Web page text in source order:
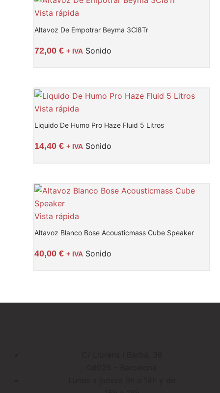
Vista rápida
Altavoz De Empotrar Beyma 3Cl8Tr
72,00 € + IVA Sonido
Vista rápida
Liquido De Humo Pro Haze Fluid 5 Litros
14,40 € + IVA Sonido
Vista rápida
Altavoz Blanco Bose Acousticmass Cube Speaker
40,00 € + IVA Sonido